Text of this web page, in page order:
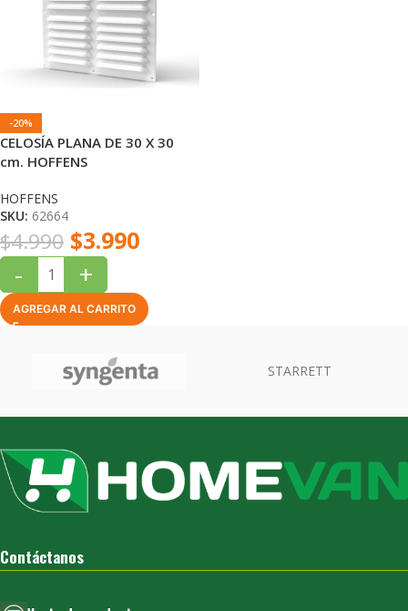
-20%
CELOSÍA PLANA DE 30 X 30
cm. HOFFENS
HOFFENS
SKU: 62664
$4.990 $3.990
- +
AGREGAR AL CARRITO
STARRETT
Contáctanos